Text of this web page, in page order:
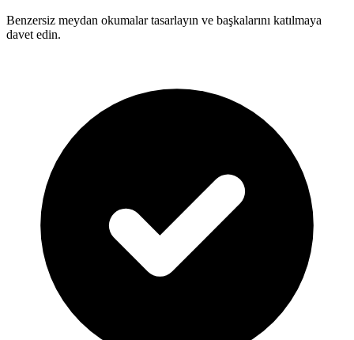
Benzersiz meydan okumalar tasarlayın ve başkalarını katılmaya
davet edin.